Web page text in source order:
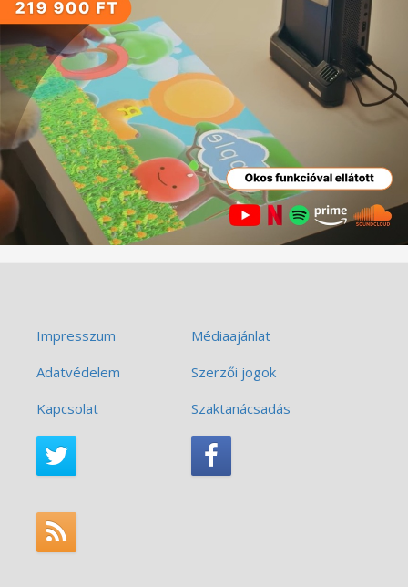
Impresszum
Médiaajánlat
Adatvédelem
Szerzői jogok
Kapcsolat
Szaktanácsadás